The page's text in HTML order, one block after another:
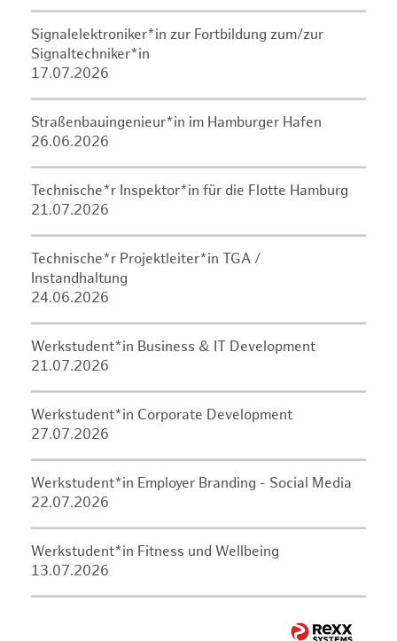
Signalelektroniker*in zur Fortbildung zum/zur
Signaltechniker*in
17.07.2026
Straßenbauingenieur*in im Hamburger Hafen
26.06.2026
Technische*r Inspektor*in für die Flotte Hamburg
21.07.2026
Technische*r Projektleiter*in TGA /
Instandhaltung
24.06.2026
Werkstudent*in Business & IT Development
21.07.2026
Werkstudent*in Corporate Development
27.07.2026
Werkstudent*in Employer Branding - Social Media
22.07.2026
Werkstudent*in Fitness und Wellbeing
13.07.2026